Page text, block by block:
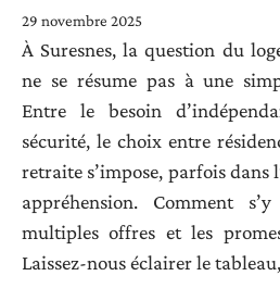
29 novembre 2025
À Suresnes, la question du
ne se résume pas à une
Entre le besoin
sécurité, le choix entre
retraite s’impose, parfois dans
appréhension. Comment
multiples offres et les
Laissez-nous éclairer le